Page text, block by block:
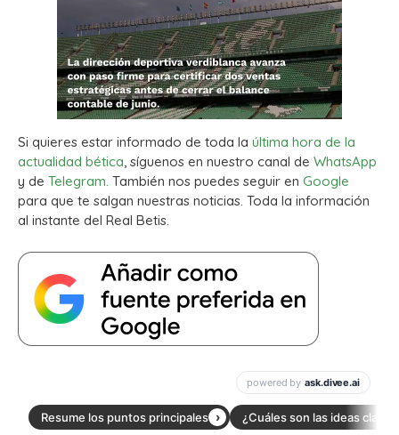
Si quieres estar informado de toda la última hora de la
actualidad bética, síguenos en nuestro canal de WhatsApp
y de Telegram. También nos puedes seguir en Google
para que te salgan nuestras noticias. Toda la información
al instante del Real Betis.